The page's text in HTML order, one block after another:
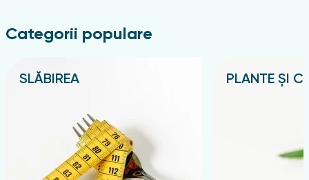
Categorii populare
SLĂBIREA PLANTE ȘI